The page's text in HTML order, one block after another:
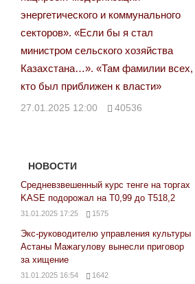
энергетического и коммунального
секторов». «Если бы я стал
министром сельского хозяйства
Казахстана…». «Там фамилии всех,
кто был приближен к власти»
27.01.2025 12:00 40536
НОВОСТИ
Средневзвешенный курс тенге на торгах
KASE подорожал на Т0,99 до Т518,2
31.01.2025 17:25 1575
Экс-руководителю управления культуры
Астаны Мажагулову вынесли приговор
за хищение
31.01.2025 16:54 1642